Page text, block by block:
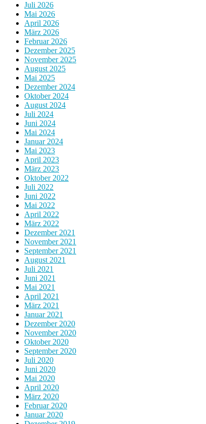
Juli 2026
Mai 2026
April 2026
März 2026
Februar 2026
Dezember 2025
November 2025
August 2025
Mai 2025
Dezember 2024
Oktober 2024
August 2024
Juli 2024
Juni 2024
Mai 2024
Januar 2024
Mai 2023
April 2023
März 2023
Oktober 2022
Juli 2022
Juni 2022
Mai 2022
April 2022
März 2022
Dezember 2021
November 2021
September 2021
August 2021
Juli 2021
Juni 2021
Mai 2021
April 2021
März 2021
Januar 2021
Dezember 2020
November 2020
Oktober 2020
September 2020
Juli 2020
Juni 2020
Mai 2020
April 2020
März 2020
Februar 2020
Januar 2020